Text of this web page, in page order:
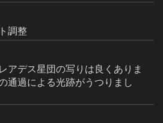
調整
アデス星団の写りは良くありま
通過による光跡がうつりまし